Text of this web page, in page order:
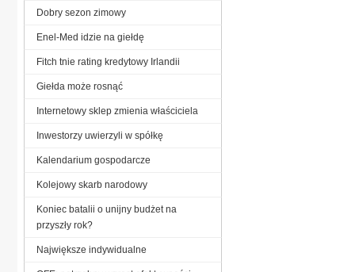
Dobry sezon zimowy
Enel-Med idzie na giełdę
Fitch tnie rating kredytowy Irlandii
Giełda może rosnąć
Internetowy sklep zmienia właściciela
Inwestorzy uwierzyli w spółkę
Kalendarium gospodarcze
Kolejowy skarb narodowy
Koniec batalii o unijny budżet na
przyszły rok?
Największe indywidualne